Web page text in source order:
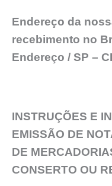
Endereço da
recebimento no
Endereço / SP –
INSTRUÇÕES E
EMISSÃO DE
DE
CONSERTO OU